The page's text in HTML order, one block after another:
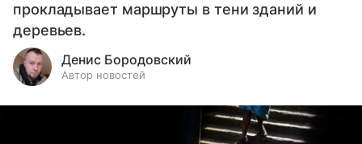
прокладывает маршруты в тени зданий и
деревьев.
Денис Бородовский
Автор новостей